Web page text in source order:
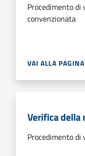
Procedimento di
convenzionata
VAI ALLA PAGINA
Verifica della
Procedimento di